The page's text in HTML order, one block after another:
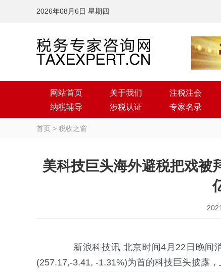
2026年08月6日 星期四
网站首页 关于我们 注税注会
纳税辅导
涉税认证 专家名录
首页 > 税收之窗
美科技巨头海外避税把戏被
新浪科技讯 北京时间4月22日晚间
(257.17,-3.41, -1.31%)为首的科技巨头披露